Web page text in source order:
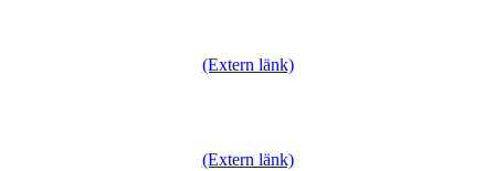
(Extern länk)
(Extern länk)